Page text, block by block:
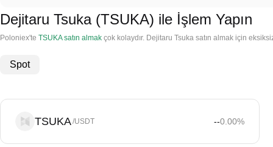
Dejitaru Tsuka (TSUKA) ile İşlem Yapın
Poloniex'te TSUKA satın almak çok kolaydır. Dejitaru Tsuka satın almak için
Spot
TSUKA/USDT --0.00%